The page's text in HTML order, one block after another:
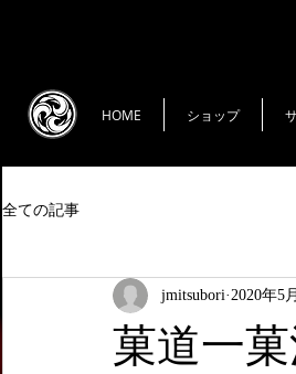
HOME ショップ
全ての記事
菓道一
jmitsubori 2020年5